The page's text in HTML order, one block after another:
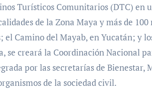
Turísticos Comunitarios (DTC) en
de la Zona Maya y más de
Camino del Mayab, en Yucatán; y
se creará la Coordinación Nacional
por las secretarías de Bienestar,
de la sociedad civil.